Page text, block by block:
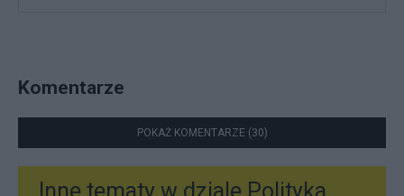
Komentarze
POKAŻ KOMENTARZE (30)
Inne tematy w dziale Polityka